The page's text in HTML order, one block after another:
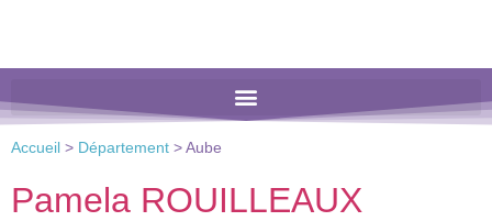
Accueil > Département > Aube
Pamela ROUILLEAUX